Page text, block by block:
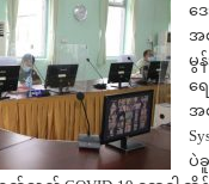
ဒ
အ
မွ
ရ
အ
ပဲ